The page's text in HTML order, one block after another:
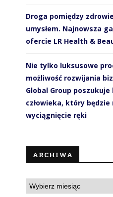
Droga pomiędzy
umysłem. Najnowsza
ofercie LR Health &
Nie tylko luksusowe
możliwość rozwijania
Global Group
człowieka, który
wyciągnięcie ręki
ARCHIWA